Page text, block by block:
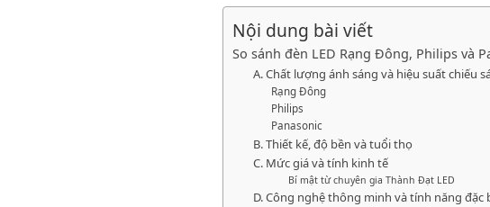
Nội dung bài viết
So sánh đèn LED Rạng Đông, Philips và
A. Chất lượng ánh sáng và hiệu suất chiếu
Rạng Đông
Philips
Panasonic
B. Thiết kế, độ bền và tuổi thọ
C. Mức giá và tính kinh tế
Bí mật từ chuyên gia Thành Đạt LED
D. Công nghệ thông minh và tính năng đặc